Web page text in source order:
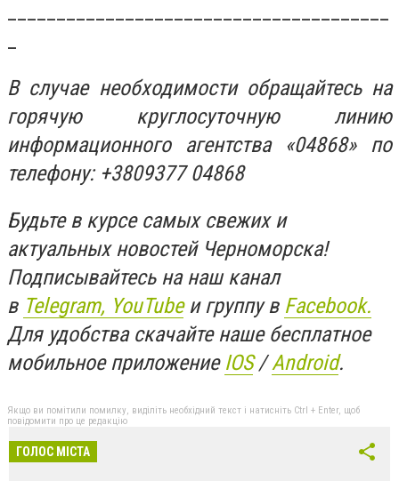
В случае необходимости обращайтесь на
горячую круглосуточную линию
информационного агентства «04868» по
телефону: +3809377 04868
Будьте в курсе самых свежих и
актуальных новостей Черноморска!
Подписывайтесь на наш канал
в Telegram, YouTubeи группу в Facebook.
Для удобства скачайте наше бесплатное
мобильное приложение IOS/Android.
Якщо ви помітили помилку, виділіть необхідний текст і натисніть Ctrl + Enter, щоб
повідомити про це редакцію
ГОЛОС МІСТА